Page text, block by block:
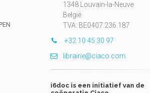
1348 Louvain-la-Neuve
België
TVA: BE0407.236.187
+32 10 45 30 97
librairie@ciaco.com
i6doc is een initiatief van de